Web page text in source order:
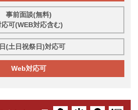
事前面談(無料)
応可(WEB対応含む)
(土日祝祭日)対応可
Web対応可